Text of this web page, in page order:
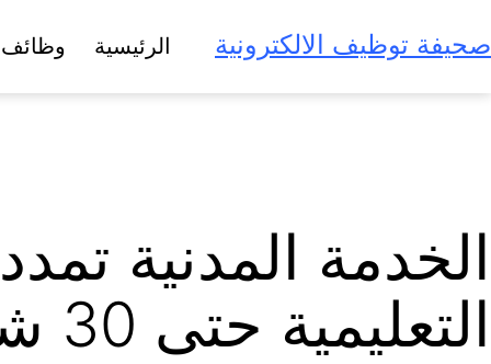
إلى
المحتوى
صحيفة توظيف الالكترونية الرئيسية
الخدمة المدنية
التعليمية حتى 30 شعبان